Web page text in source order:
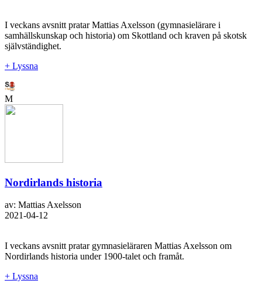
I veckans avsnitt pratar Mattias Axelsson (gymnasielärare i
samhällskunskap och historia) om Skottland och kraven på skotsk
självständighet.
+ Lyssna
M
Nordirlands historia
av: Mattias Axelsson
2021-04-12
I veckans avsnitt pratar gymnasieläraren Mattias Axelsson om
Nordirlands historia under 1900-talet och framåt.
+ Lyssna